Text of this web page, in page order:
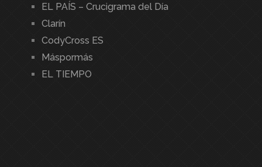
EL PAÍS – Crucigrama del Día
Clarín
CodyCross ES
Máspormás
EL TIEMPO